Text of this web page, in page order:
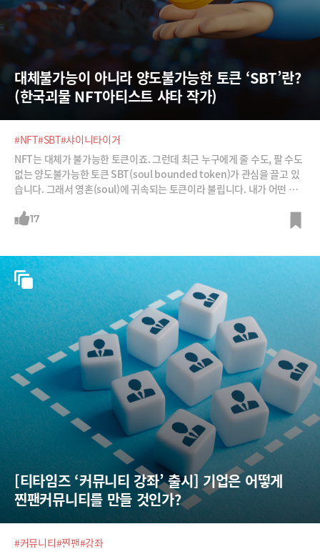
대체불가능이 아니라 양도불가능한 토큰 ‘SBT’란?
(한국괴물 NFT아티스트 샤타 작가)
#NFT#SBT#샤이니타이거
NFT는 대체가 불가능한 토큰이죠. 그런데 최근 누구에게 줄 수도, 팔 수도
없는 양도불가능한 토큰 SBT(soul bounded token)가 관심을 끌고 있
습니다. 그래서 영혼(soul)에 귀속되는 토큰이라 불립니다. 내가 어떤 사
해버리는 것이죠. 그렇다면 이 토큰은 과연 어디에 쓰이는 것일까요?
17
[티타임즈 ‘커뮤니티 강좌’ 출시] 기업은 어떻게
찐팬커뮤니티를 만들 것인가?
#커뮤니티#찐팬#강좌